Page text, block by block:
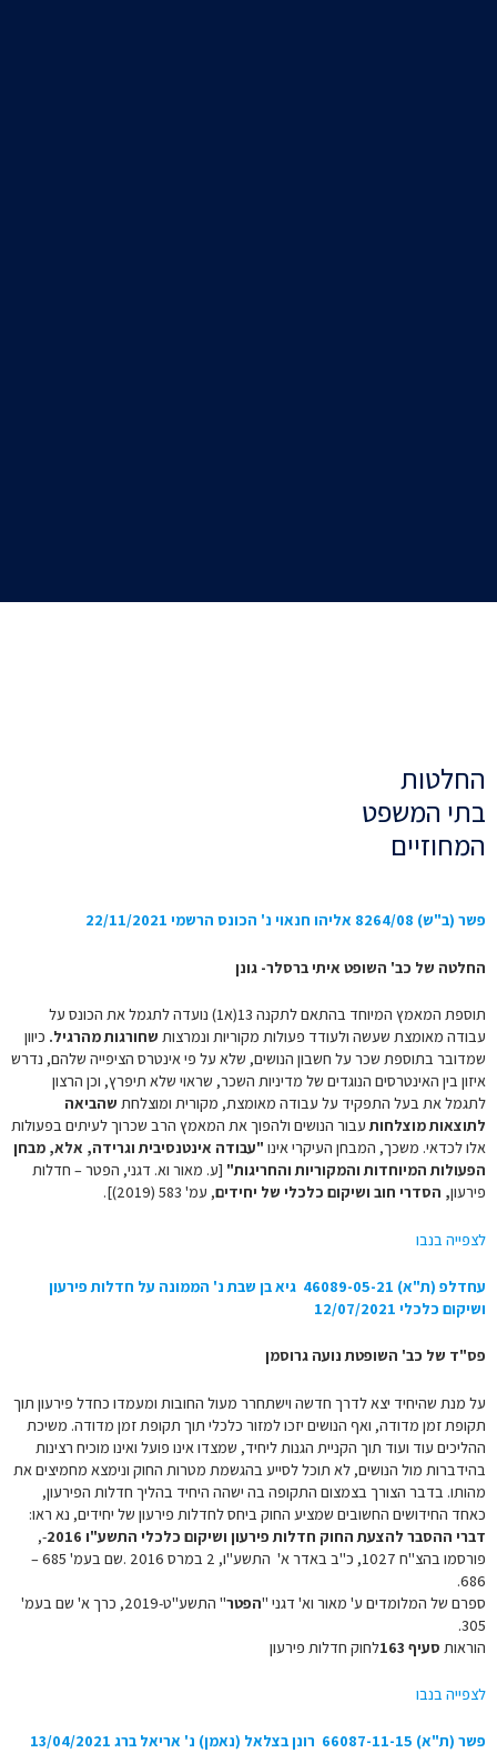
החלטות
בתי המשפט
המחוזיים
פשר (ב"ש) 8264/08 אליהו חנאוי נ' הכונס הרשמי 22/11/2021
החלטה של כב' השופט איתי ברסלר- גונן
תוספת המאמץ המיוחד בהתאםלתקנה 13(א1)
נועדה לתגמל את הכונס על
עבודה מאומצת שעשה ולעודד פעולות מקוריות ונמרצות שחורגות מהרגיל. כיוון
שמדובר בתוספת שכר על חשבון הנושים, שלא על פי אינטרס הציפייה שלהם, נדרש
איזון בין האינטרסים הנוגדים של מדיניות השכר, שראוי שלא תיפרץ, וכן הרצון
לתגמל את בעל התפקיד על עבודה מאומצת, מקורית ומוצלחת שהביאה
לתוצאות מוצלחותעבור הנושים ולהפוך את המאמץ הרב שכרוך לעיתים בפעולות
אלו לכדאי. משכך, המבחן העיקרי אינו "עבודה אינטנסיבית וגרידה, אלא, מבחן
הפעולות המיוחדות והמקוריות והחריגות" [ע. מאור וא. דגני, הפטר – חדלות
פירעון, הסדרי חוב ושיקום כלכלי של יחידים, עמ' 583 (2019)].
לצפייה בנבו
עחדלפ (ת"א) 46089-05-21 גיא בן שבת נ' הממונה על חדלות פירעון
ושיקום כלכלי 12/07/2021
פס"ד של כב' השופטת נועה גרוסמן
על מנת שהיחיד יצא לדרך חדשה וישתחרר מעול החובות ומעמדו כחדל פירעון תוך
תקופת זמן מדודה, ואף הנושים יזכו למזור כלכלי תוך תקופת זמן מדודה. משיכת
ההליכים עוד ועוד תוך הקניית הגנות ליחיד, שמצדו אינו פועל ואינו מוכיח רצינות
בהידברות מול הנושים, לא תוכל לסייע בהגשמת מטרות החוק ונימצא מחמיצים את
מהותו. בדבר הצורך בצמצום התקופה בה ישהה היחיד בהליך חדלות הפירעון,
כאחד החידושים החשובים שמציע החוק ביחס לחדלות פירעון של יחידים, נא ראו:
דברי ההסבר להצעת החוק חדלות פירעון ושיקום כלכלי התשע"ו 2016
-,
פורסמו בהצ"ח 1027, כ"ב באדר א' התשע"ו, 2 במרס 2016 .שם בעמ' 685 –
686.
ספרם של המלומדים ע' מאור וא' דגני "הפטר
" התשע"ט-2019, כרך א' שם בעמ'
305.
הוראות סעיף 163 לחוק חדלות פירעון
לצפייה בנבו
פשר (ת"א) 66087-11-15 רונן בצלאל (נאמן) נ' אריאל ברג 13/04/2021